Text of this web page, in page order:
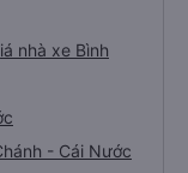
nhà xe Bình
- Cái Nước